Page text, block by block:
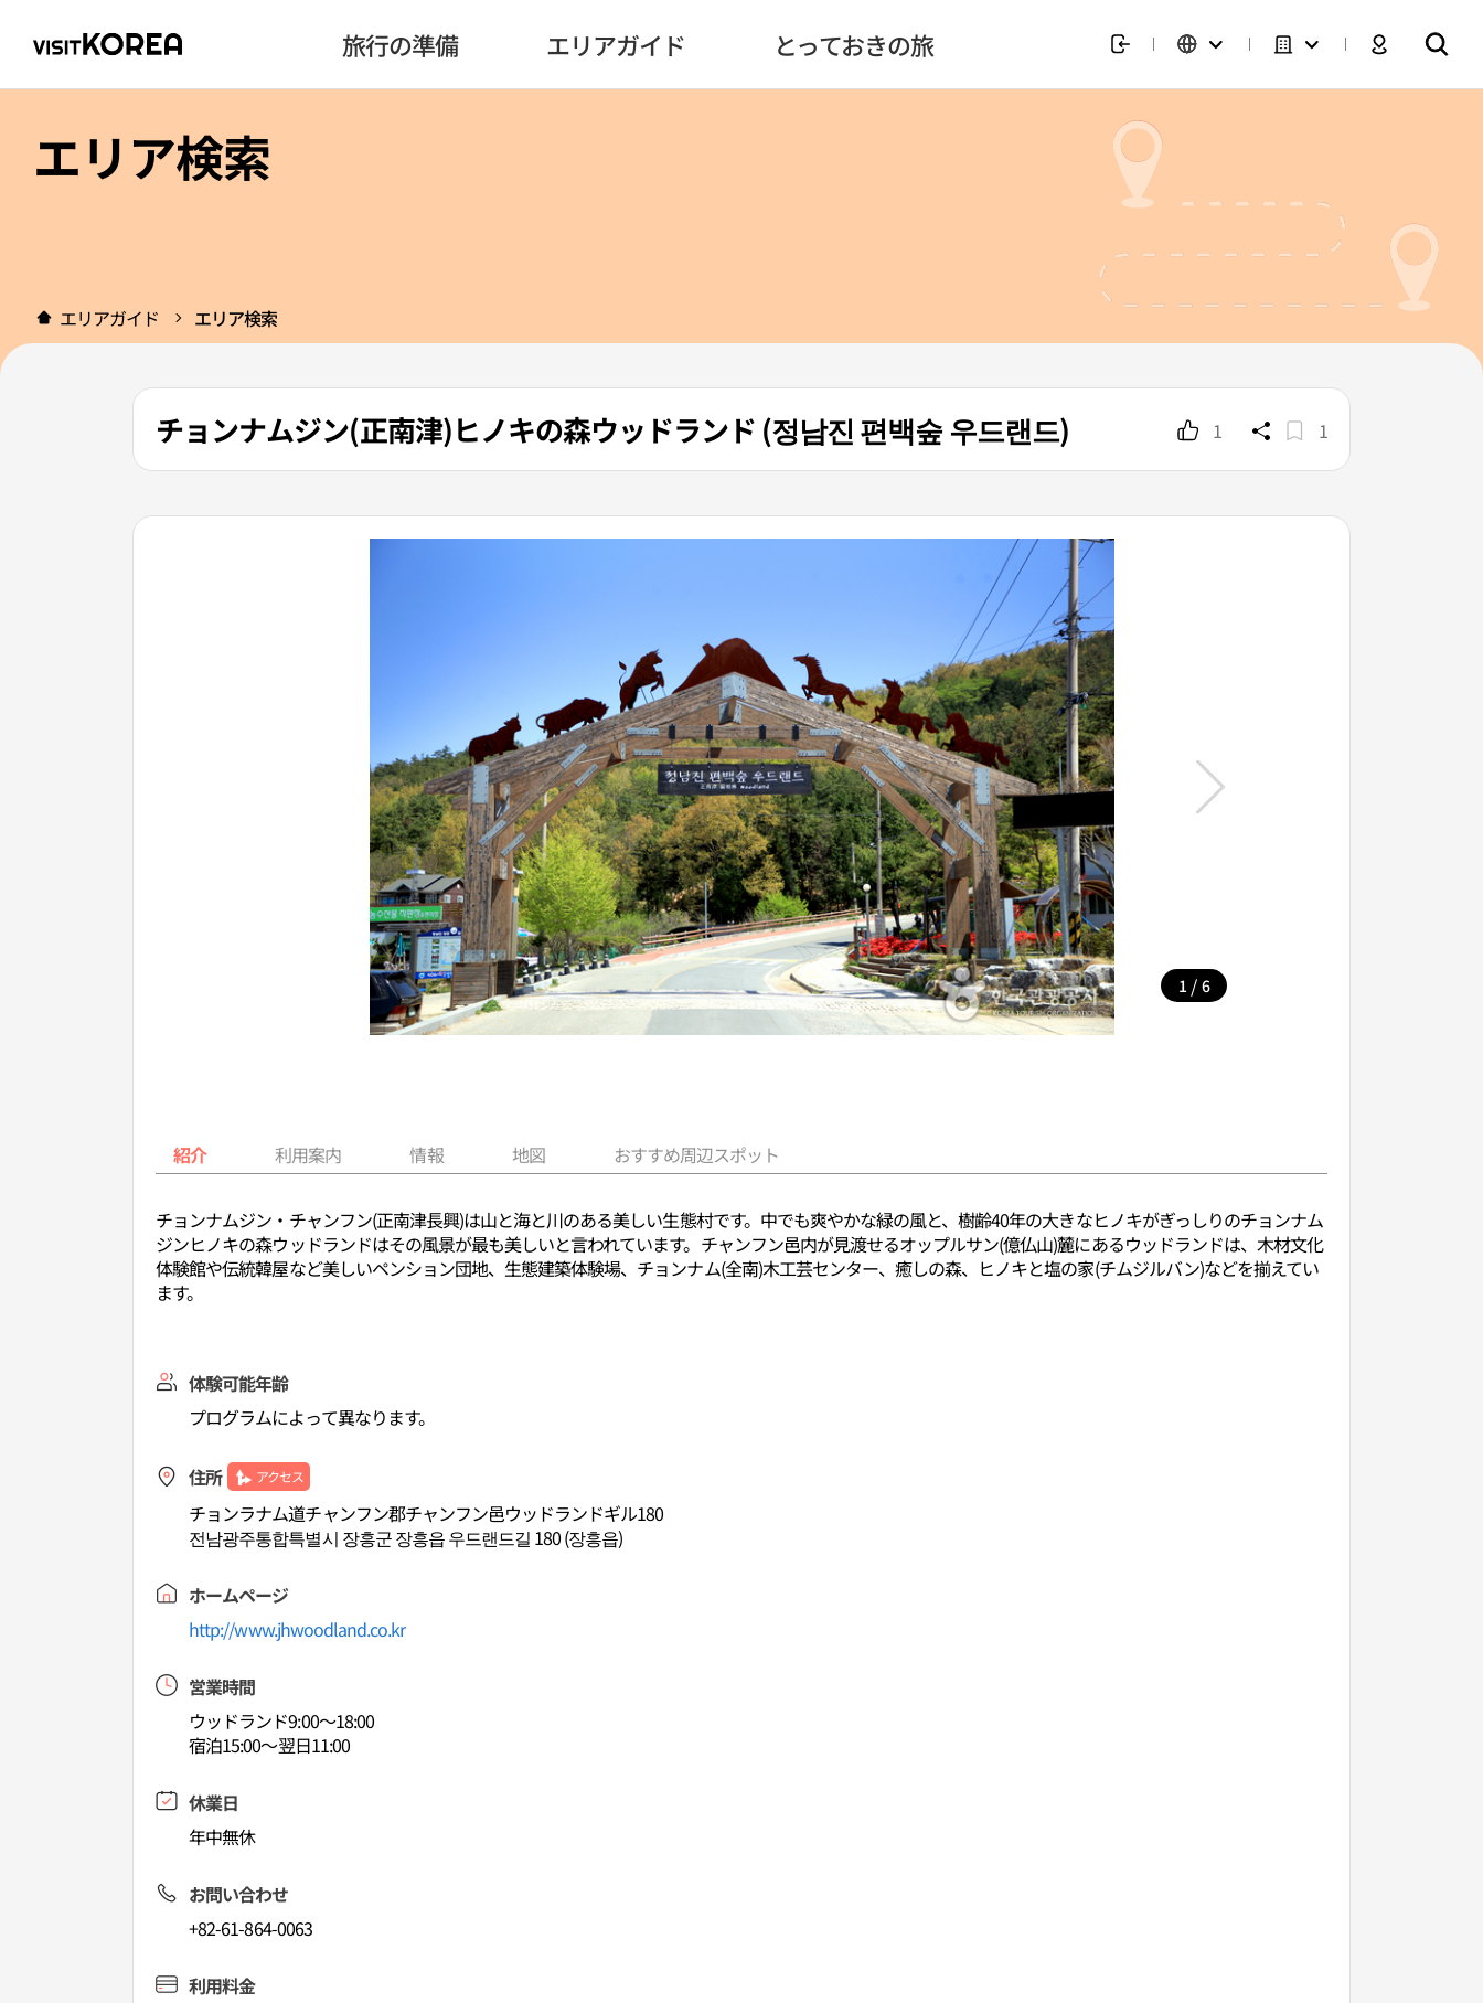
旅行の準備 エリアガイド とっておきの旅
エリア検索
エリアガイド エリア検索
チョンナムジン(正南津)ヒノキの森ウッドランド (정남진 편백숲 우드랜드) 1 1
1 / 6
紹介 利用案内 情報 地図 おすすめ周辺スポット
チョンナムジン・チャンフン(正南津長興)は山と海と川のある美しい生態村です。中でも爽やかな緑の風と、樹齢40年の大きなヒノキがぎっしりのチョンナム
ジンヒノキの森ウッドランドはその風景が最も美しいと言われています。チャンフン邑内が見渡せるオップルサン(億仏山)麓にあるウッドランドは、木材文化
体験館や伝統韓屋など美しいペンション団地、生態建築体験場、チョンナム(全南)木工芸センター、癒しの森、ヒノキと塩の家(チムジルバン)などを揃えてい
ます。
体験可能年齢
プログラムによって異なります。
住所 アクセス
チョンラナム道チャンフン郡チャンフン邑ウッドランドギル180
전남광주통합특별시 장흥군 장흥읍 우드랜드길 180 (장흥읍)
ホームページ
http://www.jhwoodland.co.kr
営業時間
ウッドランド9:00～18:00
宿泊15:00～翌日11:00
休業日
年中無休
お問い合わせ
+82-61-864-0063
利用料金